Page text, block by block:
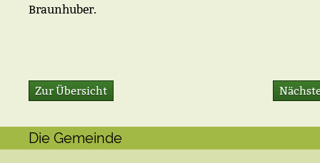
Braunhuber.
Zur Übersicht
Die Gemeinde